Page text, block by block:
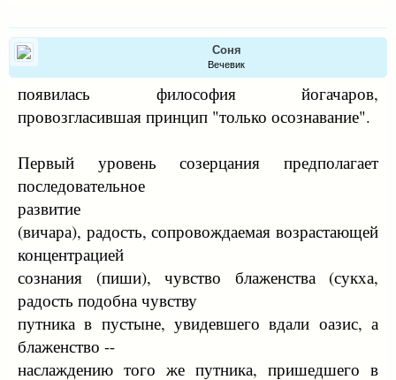
Соня
Вечевик
появилась философия йогачаров,
провозгласившая принцип "только осознавание".
Первый уровень созерцания предполагает
последовательное
развитие
(вичара), радость, сопровождаемая возрастающей
концентрацией
сознания (пиши), чувство блаженства (сукха,
радость подобна чувству
путника в пустыне, увидевшего вдали оазис, а
блаженство --
наслаждению того же путника, пришедшего в